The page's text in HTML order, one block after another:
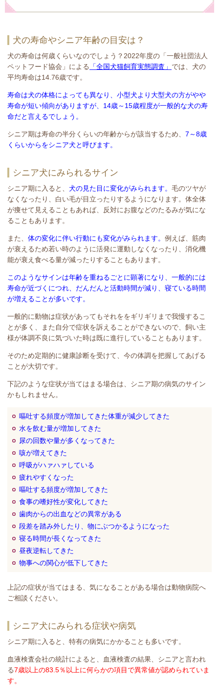
犬の寿命やシニア年齢の目安は？
犬の寿命は何歳くらいなのでしょう？2022年度の「一般社団法人
ペットフード協会」による
「全国犬猫飼育実態調査」 では、犬の
平均寿命は14.76歳です。
寿命は犬の体格によっても異なり、小型犬より大型犬の方がやや
寿命が短い傾向がありますが、14歳～15歳程度が一般的な犬の寿
命だと言えるでしょう。
シニア期は寿命の半分くらいの年齢からが該当するため、 7～8歳
くらいからをシニア犬と呼びます。
シニア犬にみられるサイン
シニア期に入ると、 犬の見た目に変化がみられます。 毛のツヤが
なくなったり、白い毛が目立ったりするようになります。体全体
が痩せて見えることもあれば、反対にお腹などのたるみが気にな
ることもあります。
また、 体の変化に伴い行動にも変化がみられます。 例えば、筋肉
が衰えるため若い時のように活発に運動しなくなったり、消化機
能が衰え食べる量が減ったりすることもあります。
このようなサインは年齢を重ねるごとに顕著になり、一般的には
寿命が近づくにつれ、だんだんと活動時間が減り、寝ている時間
が増えることが多いです。
一般的に動物は症状があってもそれををギリギリまで我慢するこ
とが多く、また自分で症状を訴えることができないので、飼い主
様が体調不良に気づいた時は既に進行していることもあります。
そのため定期的に健康診断を受けて、今の体調を把握してあげる
ことが大切です。
下記のような症状が当てはまる場合は、シニア期の病気のサイン
かもしれません。
嘔吐する頻度が増加してきた体重が減少してきた
水を飲む量が増加してきた
尿の回数や量が多くなってきた
咳が増えてきた
呼吸がハァハァしている
疲れやすくなった
嘔吐する頻度が増加してきた
食事の嗜好性が変化してきた
歯肉からの出血などの異常がある
段差を踏み外したり、物にぶつかるようになった
寝る時間が長くなってきた
昼夜逆転してきた
物事への関心が低下してきた
上記の症状が当てはまる、気になることがある場合は動物病院へ
ご相談ください。
シニア犬にみられる症状や病気
シニア期に入ると、特有の病気にかかることも多いです。
血液検査会社の統計によると、血液検査の結果、シニアと言われ
る7歳以上の83.5％以上に何らかの項目で異常値が認められていま
す。